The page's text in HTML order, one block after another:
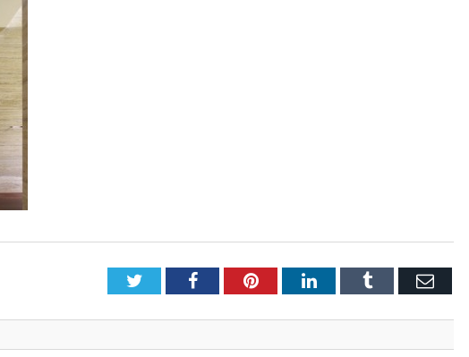
TwitterFacebookPinterestLinkedInTumblr Email